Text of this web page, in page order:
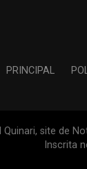
PRINCIPAL
site de
Inscrita